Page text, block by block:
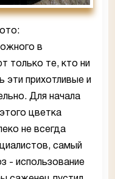
в
только те, кто ни
эти прихотливые и
Для начала
цветка
не всегда
самый
- использование